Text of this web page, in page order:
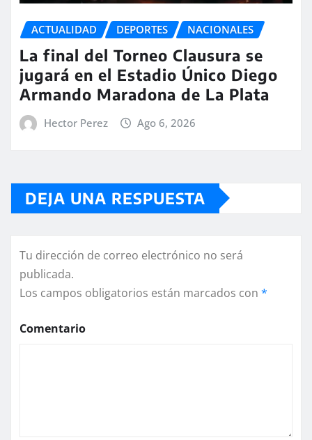
ACTUALIDAD DEPORTES NACIONALES
La final del Torneo Clausura se
jugará en el Estadio Único Diego
Armando Maradona de La Plata
Hector Perez Ago 6, 2026
DEJA UNA RESPUESTA
Tu dirección de correo electrónico no será
publicada.
Los campos obligatorios están marcados con *
Comentario